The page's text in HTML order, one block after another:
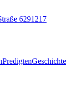
6291217
PredigtenGeschichte